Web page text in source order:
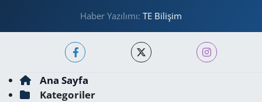
Haber Yazılımı: TE Bilişim
Ana Sayfa
Kategoriler